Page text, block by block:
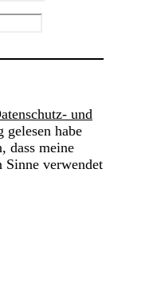
und
gelesen habe
dass meine
Sinne verwendet